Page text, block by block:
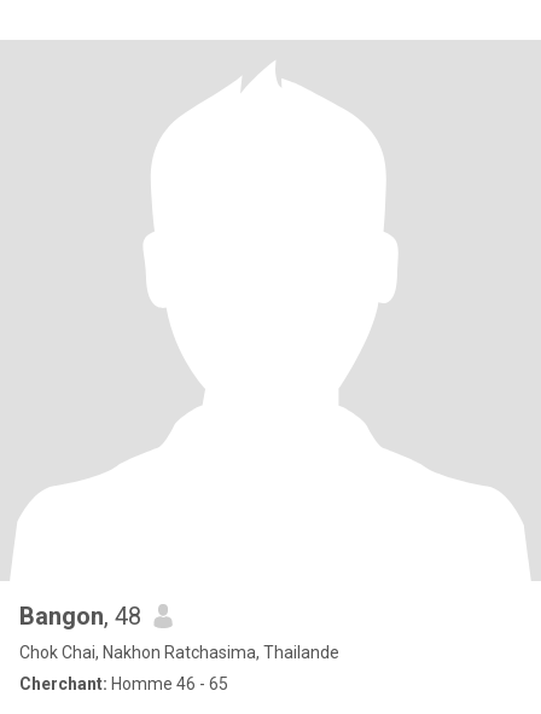
Bangon, 48
Chok Chai, Nakhon Ratchasima, Thailande
Cherchant: Homme 46 - 65